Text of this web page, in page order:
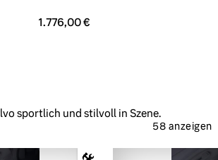
1.776,00 €
sportlich und stilvoll in Szene.
58 anzeigen